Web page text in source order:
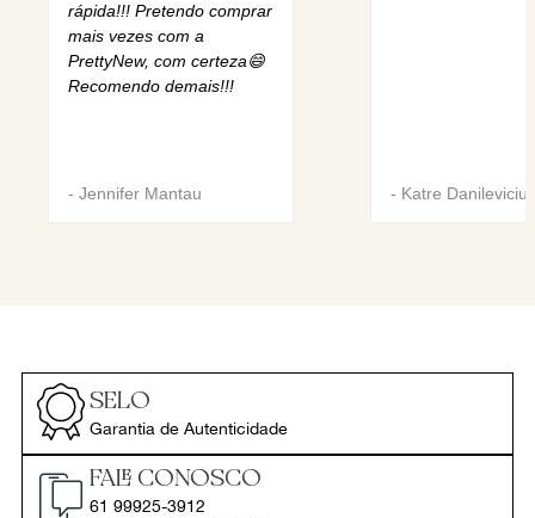
rápida!!! Pretendo comprar
mais vezes com a
PrettyNew, com certeza😄
Recomendo demais!!!
- Jennifer Mantau - Katre Danilevicius
SELO
Garantia de Autenticidade
FALE CONOSCO
61 99925-3912